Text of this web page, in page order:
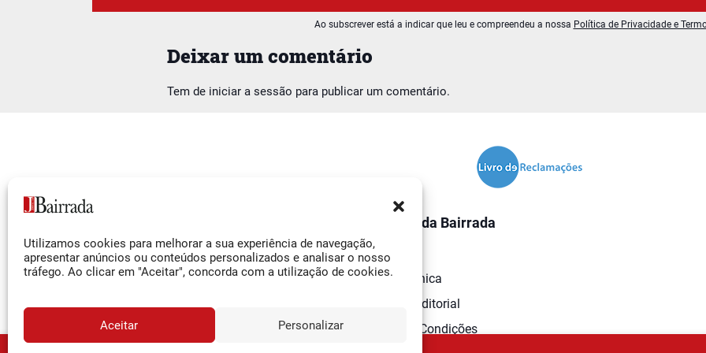
Utilizamos cookies para melhorar a sua experiência de navegação,
apresentar anúncios ou conteúdos personalizados e analisar o nosso
tráfego. Ao clicar em "Aceitar", concorda com a utilização de cookies.
Aceitar Personalizar
Deixar um comentário
Tem de iniciar a sessão para publicar um comentário.
Ao subscrever está a indicar que leu e compreendeu a nossa Política de Privacidade e
Facebook
Instagram
YouTube
O Jornal da Bairrada
Contactos
Ficha Técnica
Estatuto Editorial
Termos e Condições